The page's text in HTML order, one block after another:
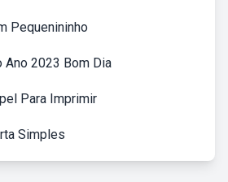
Pequenininho
Ano 2023 Bom Dia
Para Imprimir
Simples